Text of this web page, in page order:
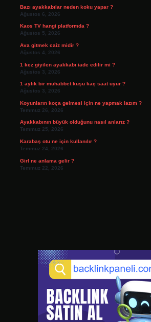
Bazı ayakkabılar neden koku yapar ?
Ağustos 6, 2026
Kaos TV hangi platformda ?
Ağustos 5, 2026
Ava gitmek caiz midir ?
Ağustos 4, 2026
1 kez giyilen ayakkabı iade edilir mi ?
Ağustos 3, 2026
1 aylık bir muhabbet kuşu kaç saat uyur ?
Ağustos 3, 2026
Koyunların koça gelmesi için ne yapmak lazım ?
Temmuz 26, 2026
Ayakkabının büyük olduğunu nasıl anlarız ?
Temmuz 25, 2026
Karabaş otu ne için kullanılır ?
Temmuz 24, 2026
Girl ne anlama gelir ?
Temmuz 22, 2026